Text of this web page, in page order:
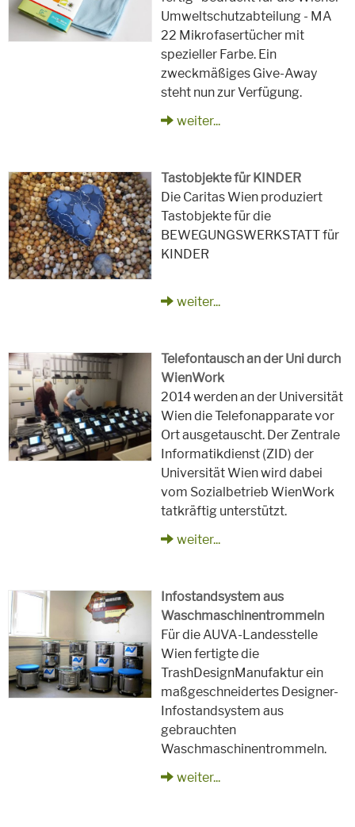
Umweltschutzabteilung - MA
22 Mikrofasertücher mit
spezieller Farbe. Ein
zweckmäßiges Give-Away
steht nun zur Verfügung.
weiter...
Tastobjekte für KINDER
Die Caritas Wien produziert
Tastobjekte für die
BEWEGUNGSWERKSTATT für
KINDER
weiter...
Telefontausch an der Uni durch
WienWork
2014 werden an der Universität
Wien die Telefonapparate vor
Ort ausgetauscht. Der Zentrale
Informatikdienst (ZID) der
Universität Wien wird dabei
vom Sozialbetrieb WienWork
tatkräftig unterstützt.
weiter...
Infostandsystem aus
Waschmaschinentrommeln
Für die AUVA-Landesstelle
Wien fertigte die
TrashDesignManufaktur ein
maßgeschneidertes Designer-
Infostandsystem aus
gebrauchten
Waschmaschinentrommeln.
weiter...